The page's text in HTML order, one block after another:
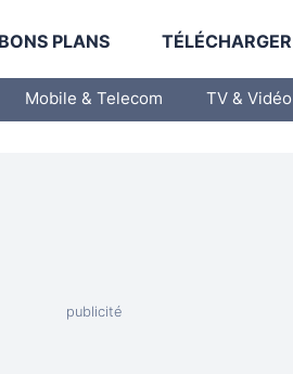
BONS PLANS TÉLÉCHARGER
Mobile & Telecom TV & Vidéo